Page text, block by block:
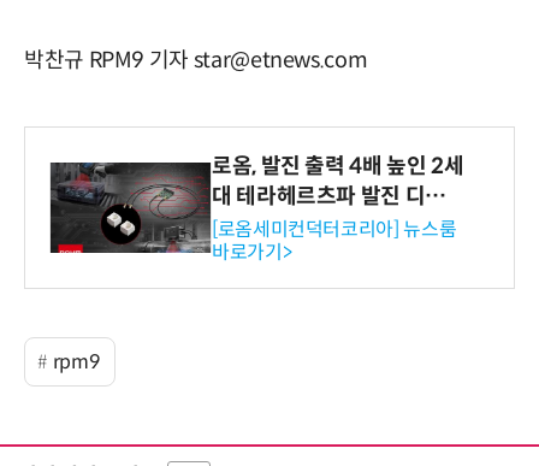
박찬규 RPM9 기자 star@etnews.com
로옴, 발진 출력 4배 높인 2세
대 테라헤르츠파 발진 디바이
스 개발
[로옴세미컨덕터코리아] 뉴스룸
바로가기>
rpm9